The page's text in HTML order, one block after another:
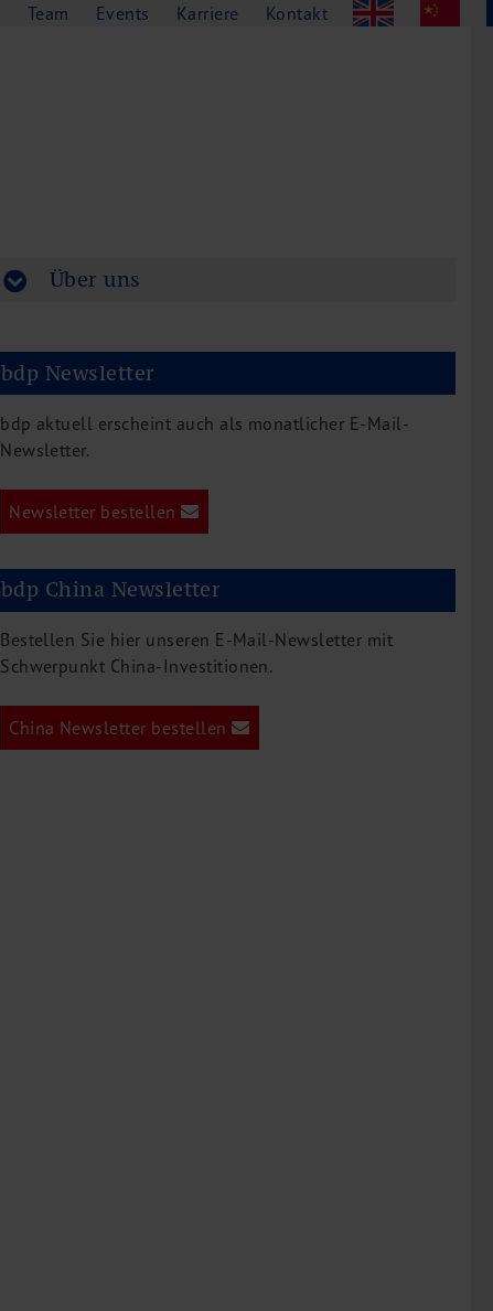
Über uns
bdp Newsletter
bdp aktuell erscheint auch als monatlicher E-Mail-
Newsletter.
Newsletter bestellen
bdp China Newsletter
Bestellen Sie hier unseren E-Mail-Newsletter mit
Schwerpunkt China-Investitionen.
China Newsletter bestellen
Team Events Karriere Kontakt